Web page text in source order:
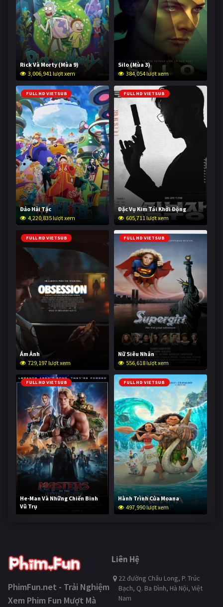
Rick Và Morty (Mùa 9)
3,006,941 lượt xem
Silo (Mùa 3)
384,054 lượt xem
FULL HD VIETSUB
Đảo Hải Tặc
4,220,835 lượt xem
FULL HD VIETSUB
Đặc Vụ Kim Tái Khởi Động
605,711 lượt xem
FULL HD VIETSUB
Ám Ảnh
729,197 lượt xem
FULL HD VIETSUB
Nữ Siêu Nhân
556,618 lượt xem
FULL HD VIETSUB
He-Man Và Những Chiến Binh
Vũ Trụ
247,440 lượt xem
FULL HD VIETSUB
Hành Trình Của Moana
497,990 lượt xem
PhimFun.net - Trải Nghiệm
Xem Phim Fun Mượt Mà
Liên Hệ
22 đường Châu Long, P. Trúc
Bạch, Q. Ba Đình, Hà Nội, Việt
Nam